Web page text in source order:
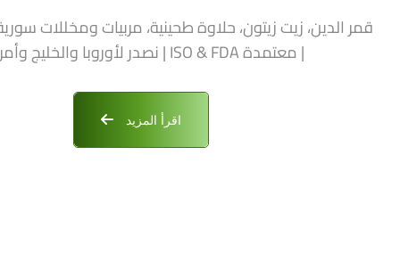
| معتمدة ISO & FDA | نصدر لأوروبا والخليج وأمريكا
اقرأ المزيد